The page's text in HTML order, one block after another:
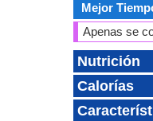
Mejor
Apenas se
Nutrición
Calorías